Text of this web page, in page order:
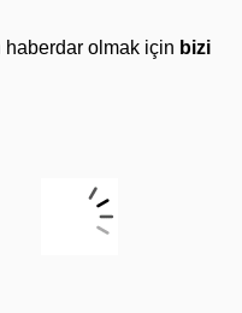
haberdar olmak için bizi